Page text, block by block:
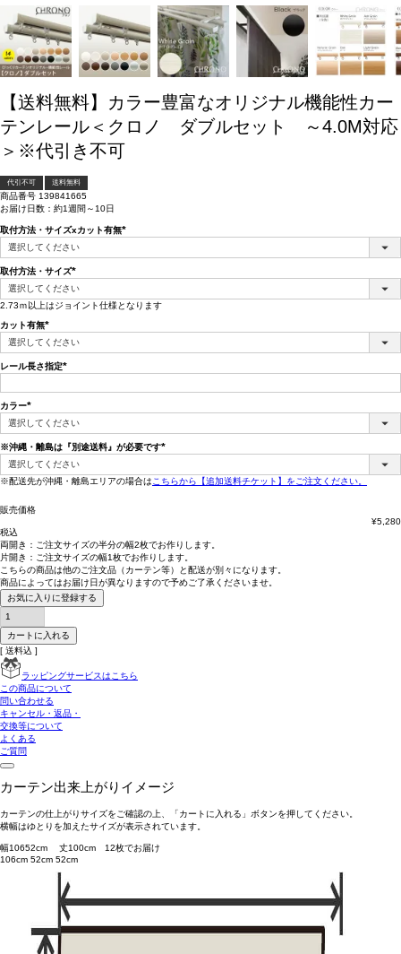
【送料無料】カラー豊富なオリジナル機能性カー
テンレール＜クロノ ダブルセット ～4.0M対応
＞※代引き不可
代引不可 送料無料
商品番号 139841665
お届け日数：約1週間～10日
取付方法・サイズxカット有無
取付方法・サイズ
(必
2.73ｍ以上はジョイント仕様となります
カット有無
(必
須)
レール長さ指定
須)
カラー
(必
須)
※沖縄・離島は『別途送料』が必要です
※配送先が沖縄・離島エリアの場合は こちらから【追加送料チケット】をご注文ください。
販売価格
¥5,280
税込
両開き： ご注文サイズの半分の幅2枚でお作りします。
片開き： ご注文サイズの幅1枚でお作りします。
こちらの商品は他のご注文品（カーテン等）と配送が別々 になります。
商品によってはお届け日が異なりますので予めご了承くださいませ。
お気に入りに登録する
カートに入れる
送料込
ラッピングサービスはこちら
この商品について
問い合わせる
キャンセル・返品・
交換等について
よくある
ご質問
カーテン出来上がりイメージ
カーテンの仕上がりサイズをご確認の上、「カートに入れる」ボタンを押してください。
横幅はゆとりを加えたサイズが表示されています。
幅10652cm 丈100cm 12枚でお届け
106cm 52cm 52cm